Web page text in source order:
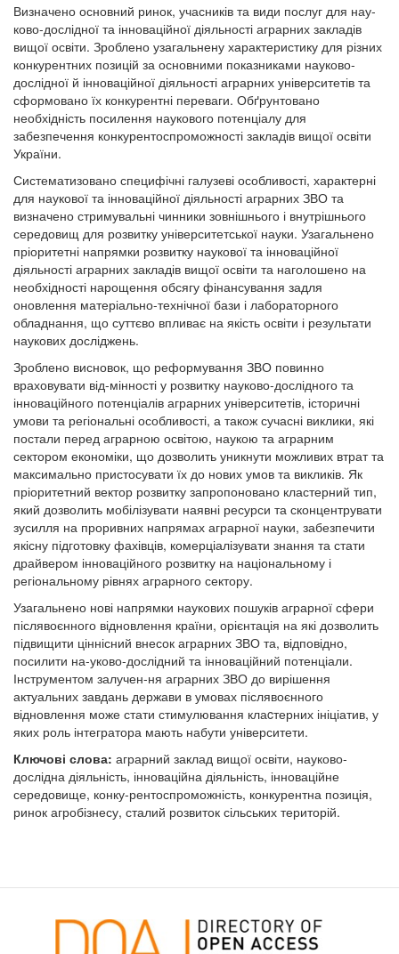
Визначено основний ринок, учасників та види послуг для нау-
ково-дослідної та інноваційної діяльності аграрних закладів
вищої освіти. Зроблено узагальнену характеристику для різних
конкурентних позицій за основними показниками науково-
дослідної й інноваційної діяльності аграрних університетів та
сформовано їх конкурентні переваги. Обґрунтовано
необхідність посилення наукового потенціалу для
забезпечення конкурентоспроможності закладів вищої освіти
України.
Систематизовано специфічні галузеві особливості, характерні
для наукової та інноваційної діяльності аграрних ЗВО та
визначено стримувальні чинники зовнішнього і внутрішнього
середовищ для розвитку університетської науки. Узагальнено
пріоритетні напрямки розвитку наукової та інноваційної
діяльності аграрних закладів вищої освіти та наголошено на
необхідності нарощення обсягу фінансування задля
оновлення матеріально-технічної бази і лабораторного
обладнання, що суттєво впливає на якість освіти і результати
наукових досліджень.
Зроблено висновок, що реформування ЗВО повинно
враховувати від-мінності у розвитку науково-дослідного та
інноваційного потенціалів аграрних університетів, історичні
умови та регіональні особливості, а також сучасні виклики, які
постали перед аграрною освітою, наукою та аграрним
сектором економіки, що дозволить уникнути можливих втрат та
максимально пристосувати їх до нових умов та викликів. Як
пріоритетний вектор розвитку запропоновано кластерний тип,
який дозволить мобілізувати наявні ресурси та сконцентрувати
зусилля на проривних напрямах аграрної науки, забезпечити
якісну підготовку фахівців, комерціалізувати знання та стати
драйвером інноваційного розвитку на національному і
регіональному рівнях аграрного сектору.
Узагальнено нові напрямки наукових пошуків аграрної сфери
післявоєнного відновлення країни, орієнтація на які дозволить
підвищити ціннісний внесок аграрних ЗВО та, відповідно,
посилити на-уково-дослідний та інноваційний потенціали.
Інструментом залучен-ня аграрних ЗВО до вирішення
актуальних завдань держави в умовах післявоєнного
відновлення може стати стимулювання клаcтерних ініціатив, у
яких роль інтегратора мають набути університети.
Ключові слова: аграрний заклад вищої освіти, науково-
дослідна діяльність, інноваційна діяльність, інноваційне
середовище, конку-рентоспроможність, конкурентна позиція,
ринок агробізнесу, сталий розвиток сільських територій.